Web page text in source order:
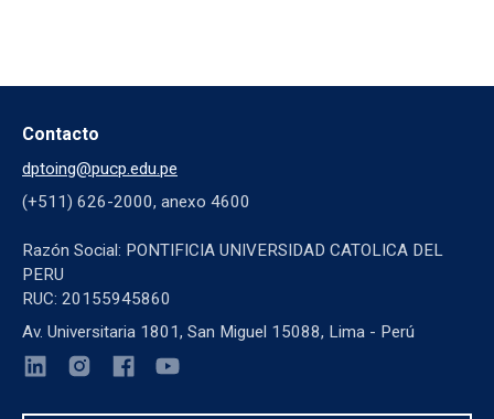
Contacto
dptoing@pucp.edu.pe
(+511) 626-2000, anexo 4600
Razón Social: PONTIFICIA UNIVERSIDAD CATOLICA DEL
PERU
RUC: 20155945860
Av. Universitaria 1801, San Miguel 15088, Lima - Perú